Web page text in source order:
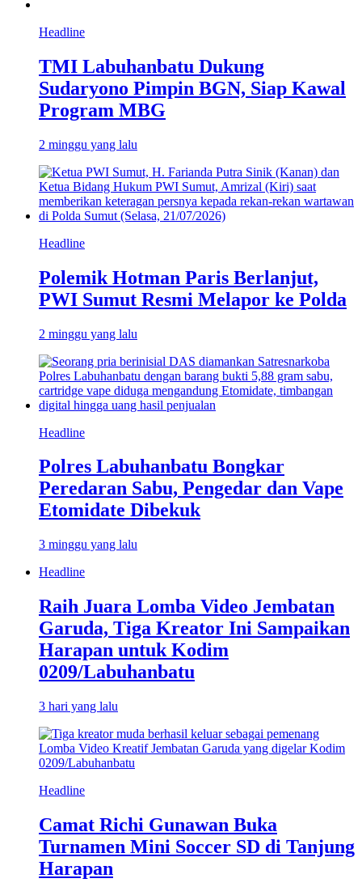
Headline
TMI Labuhanbatu Dukung
Sudaryono Pimpin BGN, Siap Kawal
Program MBG
2 minggu yang lalu
Headline
Polemik Hotman Paris Berlanjut,
PWI Sumut Resmi Melapor ke Polda
2 minggu yang lalu
Headline
Polres Labuhanbatu Bongkar
Peredaran Sabu, Pengedar dan Vape
Etomidate Dibekuk
3 minggu yang lalu
Headline
Raih Juara Lomba Video Jembatan
Garuda, Tiga Kreator Ini Sampaikan
Harapan untuk Kodim
0209/Labuhanbatu
3 hari yang lalu
Headline
Camat Richi Gunawan Buka
Turnamen Mini Soccer SD di Tanjung
Harapan